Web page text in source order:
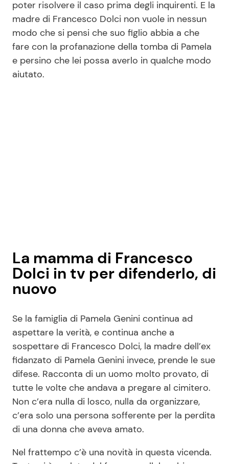
poter risolvere il caso prima degli inquirenti. E la
madre di Francesco Dolci non vuole in nessun
modo che si pensi che suo figlio abbia a che
fare con la profanazione della tomba di Pamela
e persino che lei possa averlo in qualche modo
aiutato.
La mamma di Francesco
Dolci in tv per difenderlo, di
nuovo
Se la famiglia di Pamela Genini continua ad
aspettare la verità, e continua anche a
sospettare di Francesco Dolci, la madre dell’ex
fidanzato di Pamela Genini invece, prende le sue
difese. Racconta di un uomo molto provato, di
tutte le volte che andava a pregare al cimitero.
Non c’era nulla di losco, nulla da organizzare,
c’era solo una persona sofferente per la perdita
di una donna che aveva amato.
Nel frattempo c’è una novità in questa vicenda.